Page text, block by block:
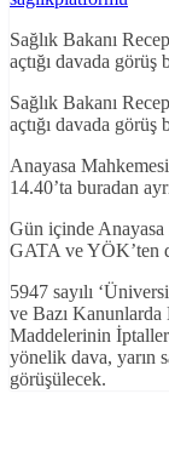
Sağlık Bakanı
açtığı davada
Sağlık Bakanı
açtığı davada
Anayasa
14.40’ta buradan
Gün içinde
GATA ve YÖK’ten
5947 sayılı
ve Bazı
Maddelerinin
yönelik dava, yarın
görüşülecek.